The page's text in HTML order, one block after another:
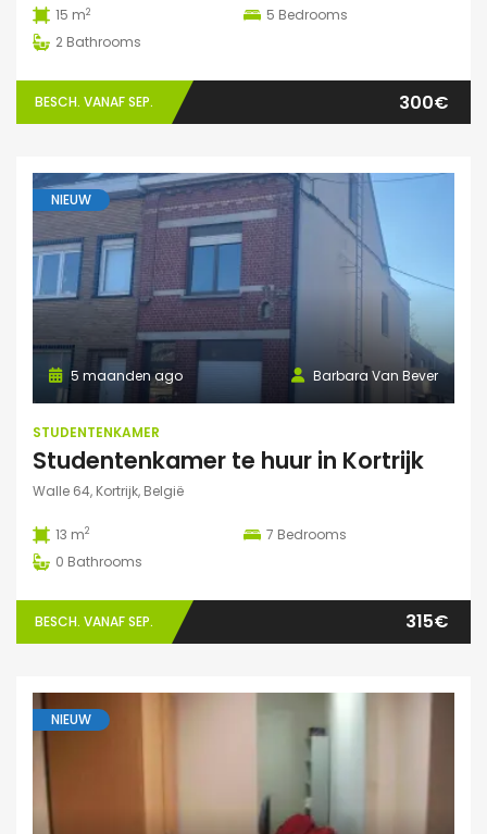
15 m2 5 Bedrooms
2 Bathrooms
BESCH. VANAF SEP. 300€
NIEUW
Barbara Van Bever
5 maanden ago
STUDENTENKAMER
Studentenkamer te huur in Kortrijk
Walle 64, Kortrijk, België
13 m2 7 Bedrooms
0 Bathrooms
BESCH. VANAF SEP. 315€
NIEUW